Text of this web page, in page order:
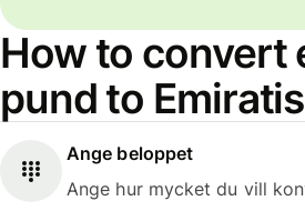
How to convert
pund to
Ange beloppet
Ange hur mycket du vill